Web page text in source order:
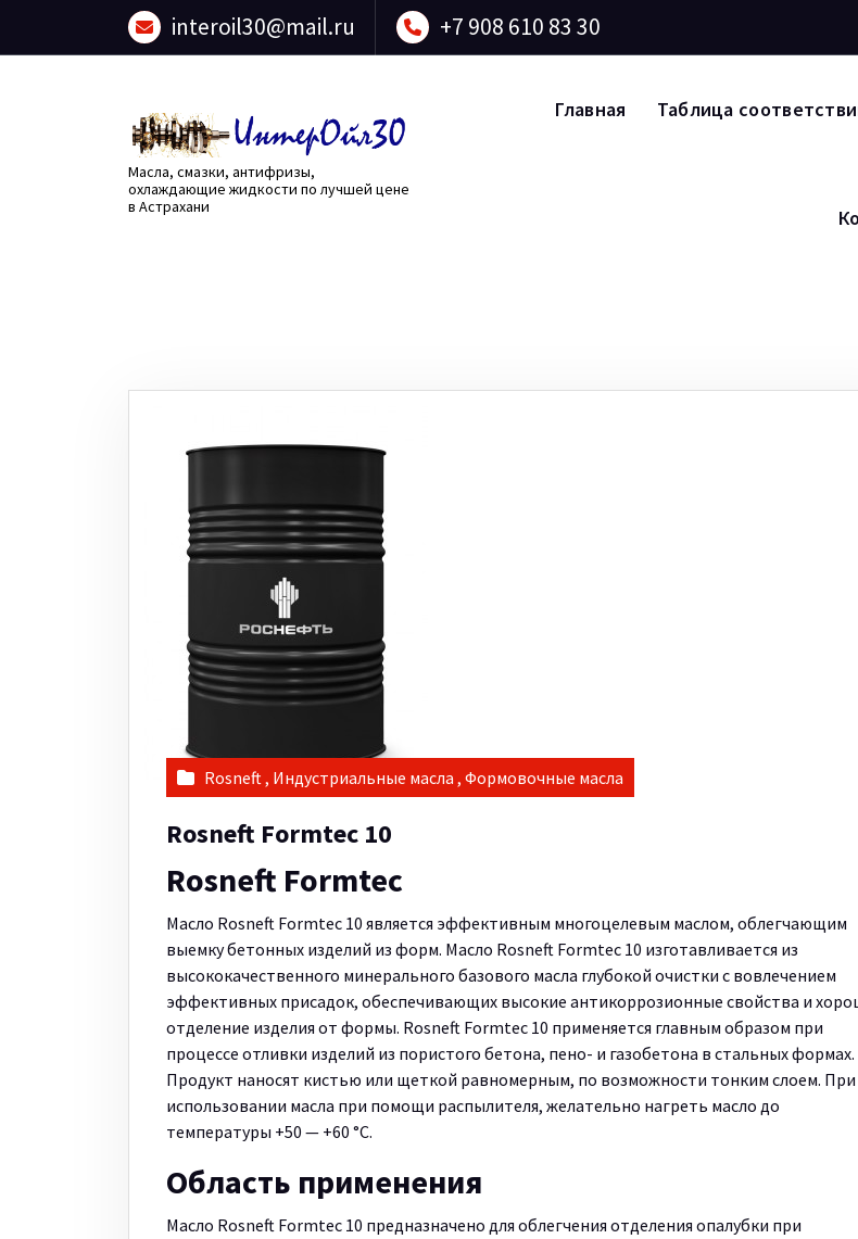
interoil30@mail.ru +7 908 610 83 30
Масла, смазки, антифризы,
охлаждающие жидкости по лучшей цене
в Астрахани
Главная Таблица
Rosneft, Индустриальные масла , Формовочные масла
Rosneft Formtec 10
Rosneft Formtec
Масло Rosneft Formtec 10 является эффективным многоцелевым маслом, облегчающим
выемку бетонных изделий из форм. Масло Rosneft Formtec 10 изготавливается из
высококачественного минерального базового масла глубокой очистки с вовлечением
эффективных присадок, обеспечивающих высокие антикоррозионные свойства и
отделение изделия от формы. Rosneft Formtec 10 применяется главным образом при
процессе отливки изделий из пористого бетона, пено- и газобетона в стальных формах.
Продукт наносят кистью или щеткой равномерным, по возможности тонким слоем. При
использовании масла при помощи распылителя, желательно нагреть масло до
температуры +50 — +60 °C.
Область применения
Масло Rosneft Formtec 10 предназначено для облегчения отделения опалубки при